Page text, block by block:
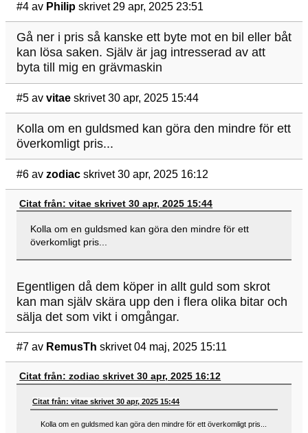
#4 av Philip skrivet 29 apr, 2025 23:51
Gå ner i pris så kanske ett byte mot en bil eller båt
kan lösa saken. Själv är jag intresserad av att
byta till mig en grävmaskin
#5 av vitae skrivet 30 apr, 2025 15:44
Kolla om en guldsmed kan göra den mindre för ett
överkomligt pris...
#6 av zodiac skrivet 30 apr, 2025 16:12
Citat från: vitae skrivet 30 apr, 2025 15:44
Kolla om en guldsmed kan göra den mindre för ett
överkomligt pris...
Egentligen då dem köper in allt guld som skrot
kan man själv skära upp den i flera olika bitar och
sälja det som vikt i omgångar.
#7 av RemusTh skrivet 04 maj, 2025 15:11
Citat från: zodiac skrivet 30 apr, 2025 16:12
Citat från: vitae skrivet 30 apr, 2025 15:44
Kolla om en guldsmed kan göra den mindre för ett överkomligt pris...